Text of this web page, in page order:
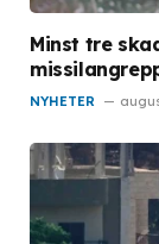
Minst tre
NYHETER